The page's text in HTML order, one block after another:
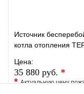
Источник
котла отопления
Цена:
35 880 руб. *
*Актуальную цену